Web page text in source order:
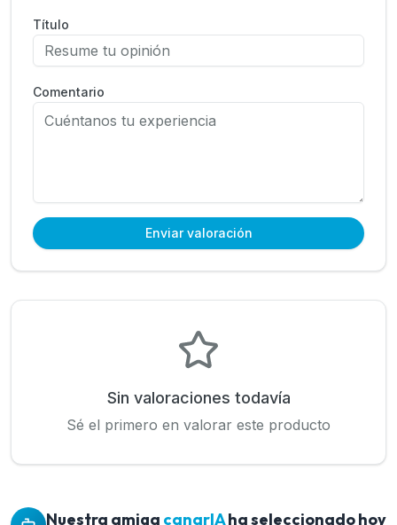
Título
Comentario
Enviar valoración
Sin valoraciones todavía
Sé el primero en valorar este producto
Nuestra amiga canarIAha seleccionado hoy